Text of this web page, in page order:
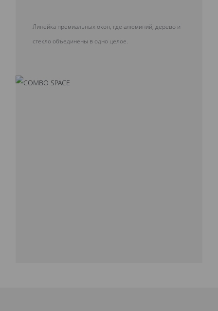
Линейка премиальных окон, где алюминий, дерево и
стекло объединены в одно целое.